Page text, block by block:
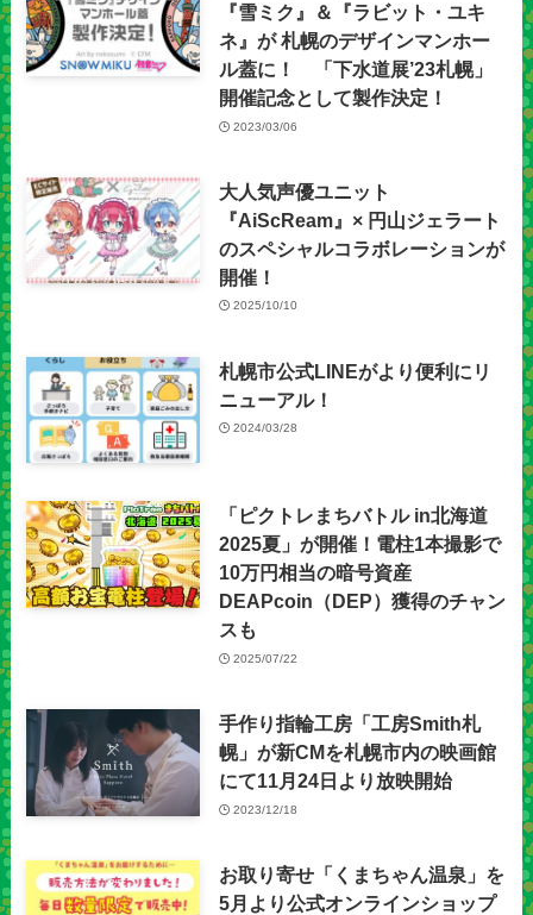
『雪ミク』＆『ラビット・ユキ
ネ』が 札幌のデザインマンホー
ル蓋に！ 「下水道展’23札幌」
開催記念として製作決定！
2023/03/06
大人気声優ユニット
『AiScReam』× 円山ジェラート
のスペシャルコラボレーションが
開催！
2025/10/10
札幌市公式LINEがより便利にリ
ニューアル！
2024/03/28
「ピクトレまちバトル in北海道
2025夏」が開催！電柱1本撮影で
10万円相当の暗号資産
DEAPcoin（DEP）獲得のチャン
スも
2025/07/22
手作り指輪工房「工房Smith札
幌」が新CMを札幌市内の映画館
にて11月24日より放映開始
2023/12/18
お取り寄せ「くまちゃん温泉」を
5月より公式オンラインショップ